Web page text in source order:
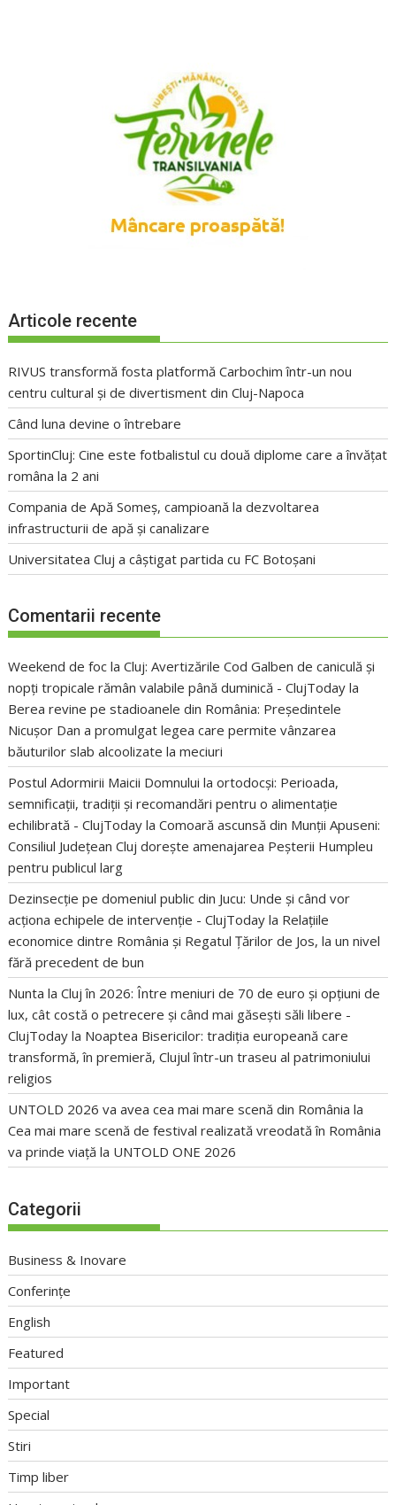
Articole recente
RIVUS transformă fosta platformă Carbochim într-un nou
centru cultural și de divertisment din Cluj-Napoca
Când luna devine o întrebare
SportinCluj: Cine este fotbalistul cu două diplome care a învățat
româna la 2 ani
Compania de Apă Someș, campioană la dezvoltarea
infrastructurii de apă și canalizare
Universitatea Cluj a câștigat partida cu FC Botoșani
Comentarii recente
Weekend de foc la Cluj: Avertizările Cod Galben de caniculă și
nopți tropicale rămân valabile până duminică - ClujToday la
Berea revine pe stadioanele din România: Președintele
Nicușor Dan a promulgat legea care permite vânzarea
băuturilor slab alcoolizate la meciuri
Postul Adormirii Maicii Domnului la ortodocși: Perioada,
semnificații, tradiții și recomandări pentru o alimentație
echilibrată - ClujToday laComoară ascunsă din Munții Apuseni:
Consiliul Județean Cluj dorește amenajarea Peșterii Humpleu
pentru publicul larg
Dezinsecție pe domeniul public din Jucu: Unde și când vor
acționa echipele de intervenție - ClujToday la Relațiile
economice dintre România și Regatul Țărilor de Jos, la un nivel
fără precedent de bun
Nunta la Cluj în 2026: Între meniuri de 70 de euro și opțiuni de
lux, cât costă o petrecere și când mai găsești săli libere -
ClujToday la Noaptea Bisericilor: tradiția europeană care
transformă, în premieră, Clujul într-un traseu al patrimoniului
religios
UNTOLD 2026 va avea cea mai mare scenă din România la
Cea mai mare scenă de festival realizată vreodată în România
va prinde viață la UNTOLD ONE 2026
Categorii
Business & Inovare
Conferințe
English
Featured
Important
Special
Stiri
Timp liber